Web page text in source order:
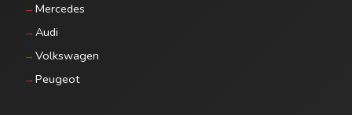
Mercedes
Audi
Volkswagen
Peugeot